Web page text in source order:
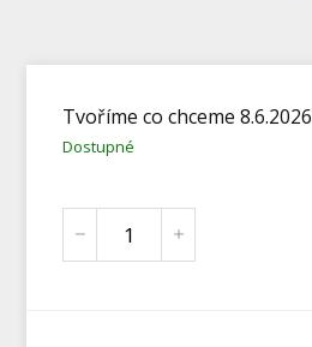
Tvoříme co chceme 8.6.2026
Dostupné